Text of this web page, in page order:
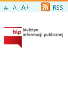
A- A A+ RSS